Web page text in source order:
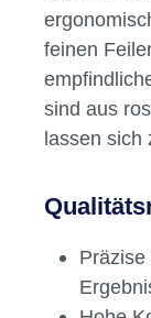
Ob
oder
Sortiment
Auswahl
feinen